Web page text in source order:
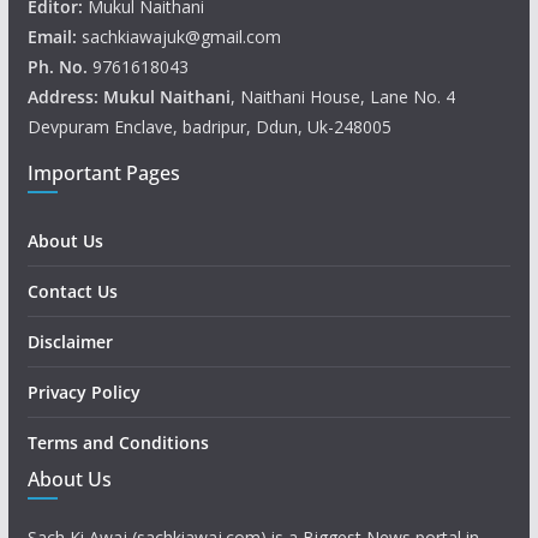
Editor: Mukul Naithani
Email: sachkiawajuk@gmail.com
Ph. No. 9761618043
Address: Mukul Naithani, Naithani House, Lane No. 4
Devpuram Enclave, badripur, Ddun, Uk-248005
Important Pages
About Us
Contact Us
Disclaimer
Privacy Policy
Terms and Conditions
About Us